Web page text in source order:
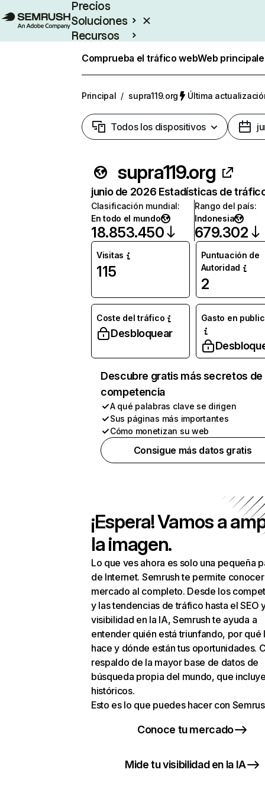
Precios
Soluciones
Recursos
Comprueba el tráfico webWeb
Principal / supra119.org Última
Todos los dispositivos
supra119.org
junio de 2026 Estadísticas de
Clasificación mundial:
En todo el mundo
18.853.450
Rango del país:
Indonesia
679.302
Visitas
115
Puntuación de
Autoridad
2
Coste del tráfico
Desbloquear
Gasto en
Descubre gratis más secretos de
competencia
A qué palabras clave se dirigen
Sus páginas más importantes
Cómo monetizan su web
Consigue más datos gratis
¡Espera! Vamos a
la imagen.
Lo que ves ahora es solo una pequeña
de Internet. Semrush te permite
mercado al completo. Desde los
y las tendencias de tráfico hasta el SEO
visibilidad en la IA, Semrush te ayuda a
entender quién está triunfando, por qué
hace y dónde están tus oportunidades.
respaldo de la mayor base de datos de
búsqueda propia del mundo, que
históricos.
Esto es lo que puedes hacer con
Conoce tu mercado
Mide tu visibilidad en la IA